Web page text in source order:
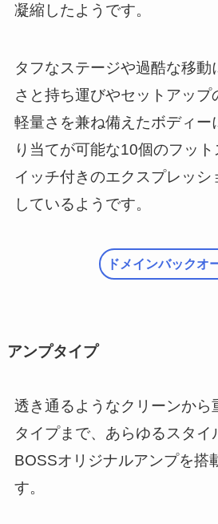
凝縮したようです。
タフなステージや過酷な移動
さと持ち運びやセットアップ
軽量さを兼ね備えたボディー
り当てが可能な10個のフッ
イッチ付きのエクスプレッシ
しているようです。
ドメインバックオ
アンプタイプ
透き通るようなクリーンから
タイプまで、あらゆるスタイ
BOSSオリジナルアンプを搭
す。